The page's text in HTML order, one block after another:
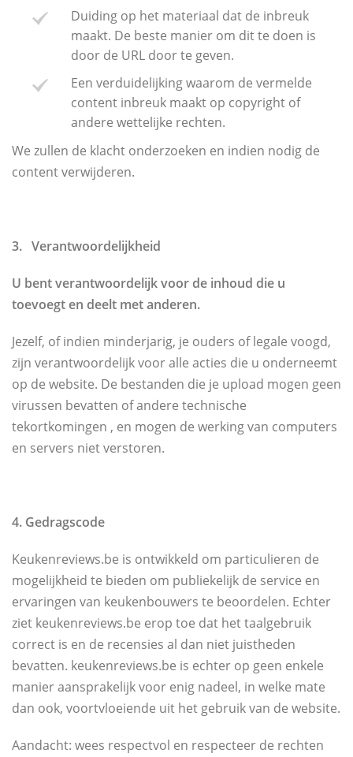
Duiding op het materiaal dat de inbreuk
maakt. De beste manier om dit te doen is
door de URL door te geven.
Een verduidelijking waarom de vermelde
content inbreuk maakt op copyright of
andere wettelijke rechten.
We zullen de klacht onderzoeken en indien nodig de
content verwijderen.
3. Verantwoordelijkheid
U bent verantwoordelijk voor de inhoud die u
toevoegt en deelt met anderen.
Jezelf, of indien minderjarig, je ouders of legale voogd,
zijn verantwoordelijk voor alle acties die u onderneemt
op de website. De bestanden die je upload mogen geen
virussen bevatten of andere technische
tekortkomingen , en mogen de werking van computers
en servers niet verstoren.
4. Gedragscode
Keukenreviews.be is ontwikkeld om particulieren de
mogelijkheid te bieden om publiekelijk de service en
ervaringen van keukenbouwers te beoordelen. Echter
ziet keukenreviews.be erop toe dat het taalgebruik
correct is en de recensies al dan niet juistheden
bevatten. keukenreviews.be is echter op geen enkele
manier aansprakelijk voor enig nadeel, in welke mate
dan ook, voortvloeiende uit het gebruik van de website.
Aandacht: wees respectvol en respecteer de rechten